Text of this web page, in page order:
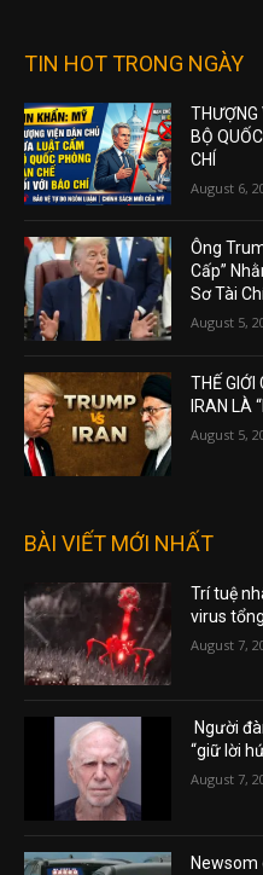
TIN HOT TRONG NGÀY
THƯỢNG
BỘ
CHÍ
August 6,
Ông
Cấp”
Sơ Tài
August 5,
THẾ GIỚI
IRAN LÀ
August 5,
BÀI VIẾT MỚI NHẤT
Trí tuệ
virus
August 7,
Người
“giữ lời
August 7,